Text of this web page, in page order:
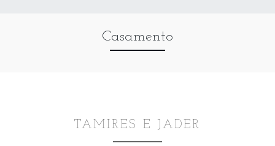
Casamento
TAMIRES E JADER